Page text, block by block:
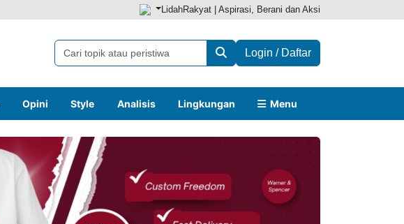
LidahRakyat | Aspirasi, Berani dan Aksi
Login / Daftar
Opini Style Analisis Lingkungan Menu